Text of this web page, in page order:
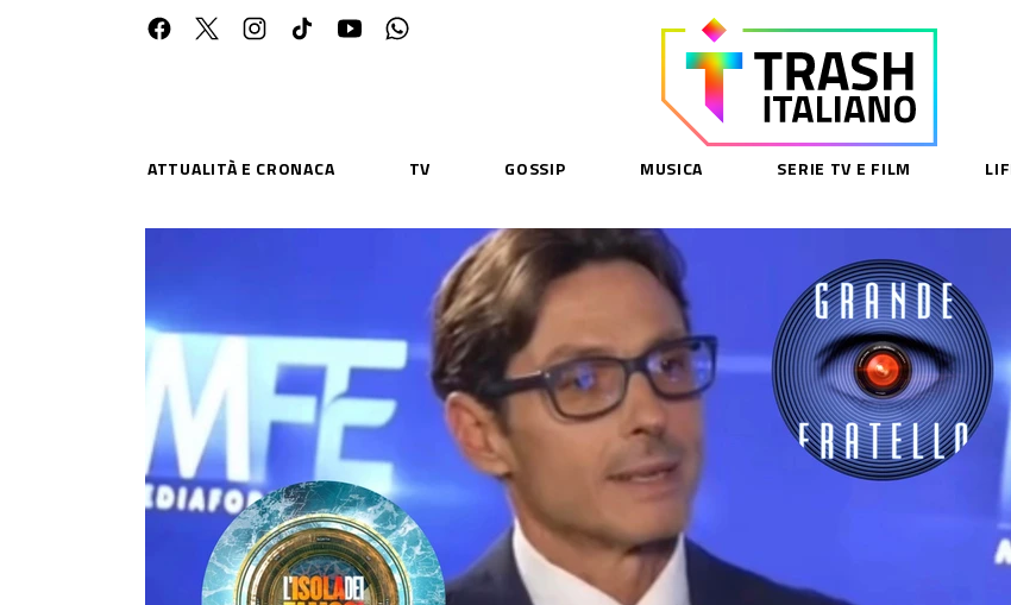
ESPLORA
Chi Siamo
Contatti
RISORSE
Privacy Policy
Policy Contenuti
CONNETTITI
2026Trash Italiano- Tutti i diritti riservati.
C.F./P.IVA 15477041006 - Capitale sociale €10.000,00 i.v.
ATTUALITÀ E CRONACA TV GOSSIP MUSICA SERIE TV E FILM